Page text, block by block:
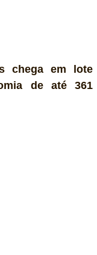
chega em lote
de até 361